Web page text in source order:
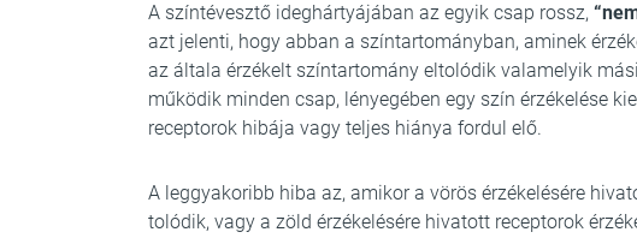
A színtévesztő ideghártyájában az egyik csap rossz,
azt jelenti, hogy abban a színtartományban, aminek
az általa érzékelt színtartomány eltolódik valamelyik
működik minden csap, lényegében egy szín érzékelése
receptorok hibája vagy teljes hiánya fordul elő.
A leggyakoribb hiba az, amikor a vörös érzékelésére
tolódik, vagy a zöld érzékelésére hivatott receptorok